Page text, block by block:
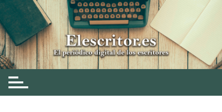
Skip
to
content
Elescritor.es
El periódico digital de los escritores